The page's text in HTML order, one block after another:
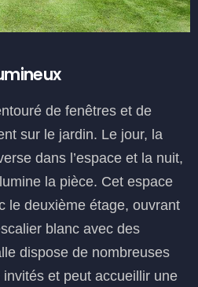
de fenêtres et de
sur le jardin. Le jour, la
dans l’espace et la nuit,
la pièce. Cet espace
le deuxième étage, ouvrant
blanc avec des
dispose de nombreuses
et peut accueillir une